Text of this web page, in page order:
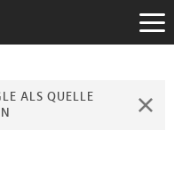
ALS QUELLE